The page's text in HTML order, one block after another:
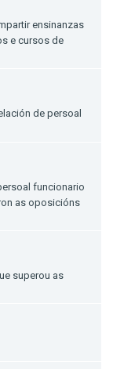
ensinanzas
e cursos de
de persoal
funcionario
as oposicións
superou as